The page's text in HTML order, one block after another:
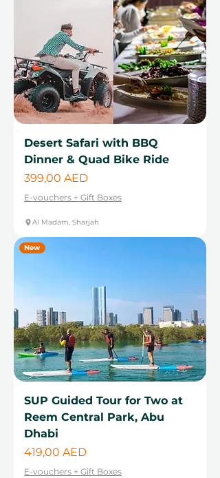
Desert Safari with BBQ
Dinner & Quad Bike Ride
Cena
399,00 AED
E-vouchers + Gift Boxes
Al Madam, Sharjah
New
SUP Guided Tour for Two at
Reem Central Park, Abu
Dhabi
Cena
419,00 AED
E-vouchers + Gift Boxes